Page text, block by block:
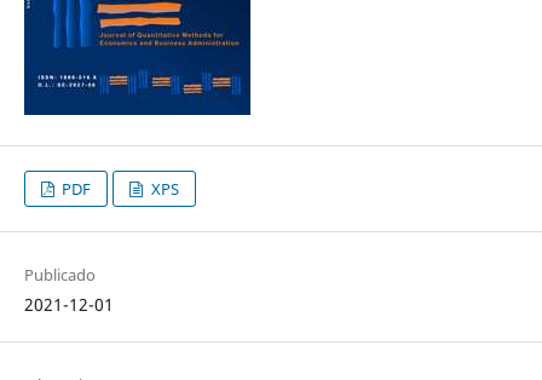
PDF XPS
Publicado
2021-12-01